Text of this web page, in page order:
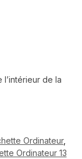
de la
Ordinateur,
Ordinateur 13